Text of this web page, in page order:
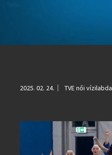
2025. 02. 24. TVE női vízilabda